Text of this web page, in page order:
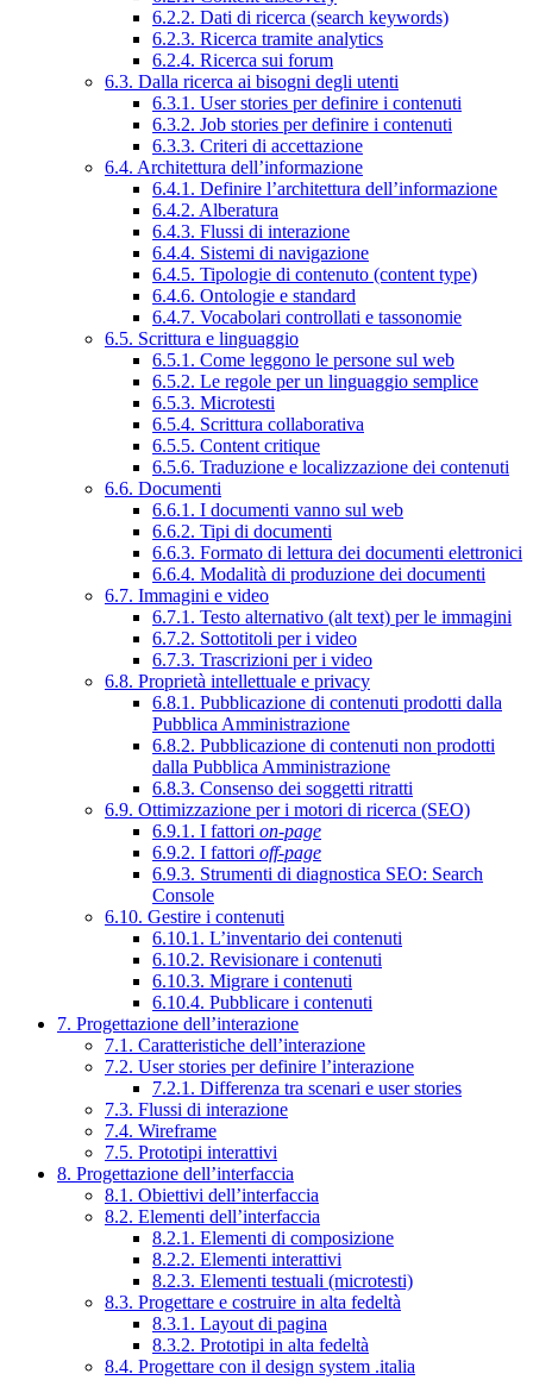
6.2.2. Dati di ricerca (search keywords)
6.2.3. Ricerca tramite analytics
6.2.4. Ricerca sui forum
6.3. Dalla ricerca ai bisogni degli utenti
6.3.1. User stories per definire i contenuti
6.3.2. Job stories per definire i contenuti
6.3.3. Criteri di accettazione
6.4. Architettura dell’informazione
6.4.1. Definire l’architettura dell’informazione
6.4.2. Alberatura
6.4.3. Flussi di interazione
6.4.4. Sistemi di navigazione
6.4.5. Tipologie di contenuto (content type)
6.4.6. Ontologie e standard
6.4.7. Vocabolari controllati e tassonomie
6.5. Scrittura e linguaggio
6.5.1. Come leggono le persone sul web
6.5.2. Le regole per un linguaggio semplice
6.5.3. Microtesti
6.5.4. Scrittura collaborativa
6.5.5. Content critique
6.5.6. Traduzione e localizzazione dei contenuti
6.6. Documenti
6.6.1. I documenti vanno sul web
6.6.2. Tipi di documenti
6.6.3. Formato di lettura dei documenti elettronici
6.6.4. Modalità di produzione dei documenti
6.7. Immagini e video
6.7.1. Testo alternativo (alt text) per le immagini
6.7.2. Sottotitoli per i video
6.7.3. Trascrizioni per i video
6.8. Proprietà intellettuale e privacy
6.8.1. Pubblicazione di contenuti prodotti dalla
Pubblica Amministrazione
6.8.2. Pubblicazione di contenuti non prodotti
dalla Pubblica Amministrazione
6.8.3. Consenso dei soggetti ritratti
6.9. Ottimizzazione per i motori di ricerca (SEO)
6.9.1. I fattori on-page
6.9.2. I fattori off-page
6.9.3. Strumenti di diagnostica SEO: Search
Console
6.10. Gestire i contenuti
6.10.1. L’inventario dei contenuti
6.10.2. Revisionare i contenuti
6.10.3. Migrare i contenuti
6.10.4. Pubblicare i contenuti
7. Progettazione dell’interazione
7.1. Caratteristiche dell’interazione
7.2. User stories per definire l’interazione
7.2.1. Differenza tra scenari e user stories
7.3. Flussi di interazione
7.4. Wireframe
7.5. Prototipi interattivi
8. Progettazione dell’interfaccia
8.1. Obiettivi dell’interfaccia
8.2. Elementi dell’interfaccia
8.2.1. Elementi di composizione
8.2.2. Elementi interattivi
8.2.3. Elementi testuali (microtesti)
8.3. Progettare e costruire in alta fedeltà
8.3.1. Layout di pagina
8.3.2. Prototipi in alta fedeltà
8.4. Progettare con il design system .italia